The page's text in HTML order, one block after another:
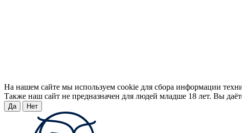
На нашем сайте мы используем cookie для сбора информации
Также наш сайт не предназначен для людей младше 18 лет. Вы
Да Нет